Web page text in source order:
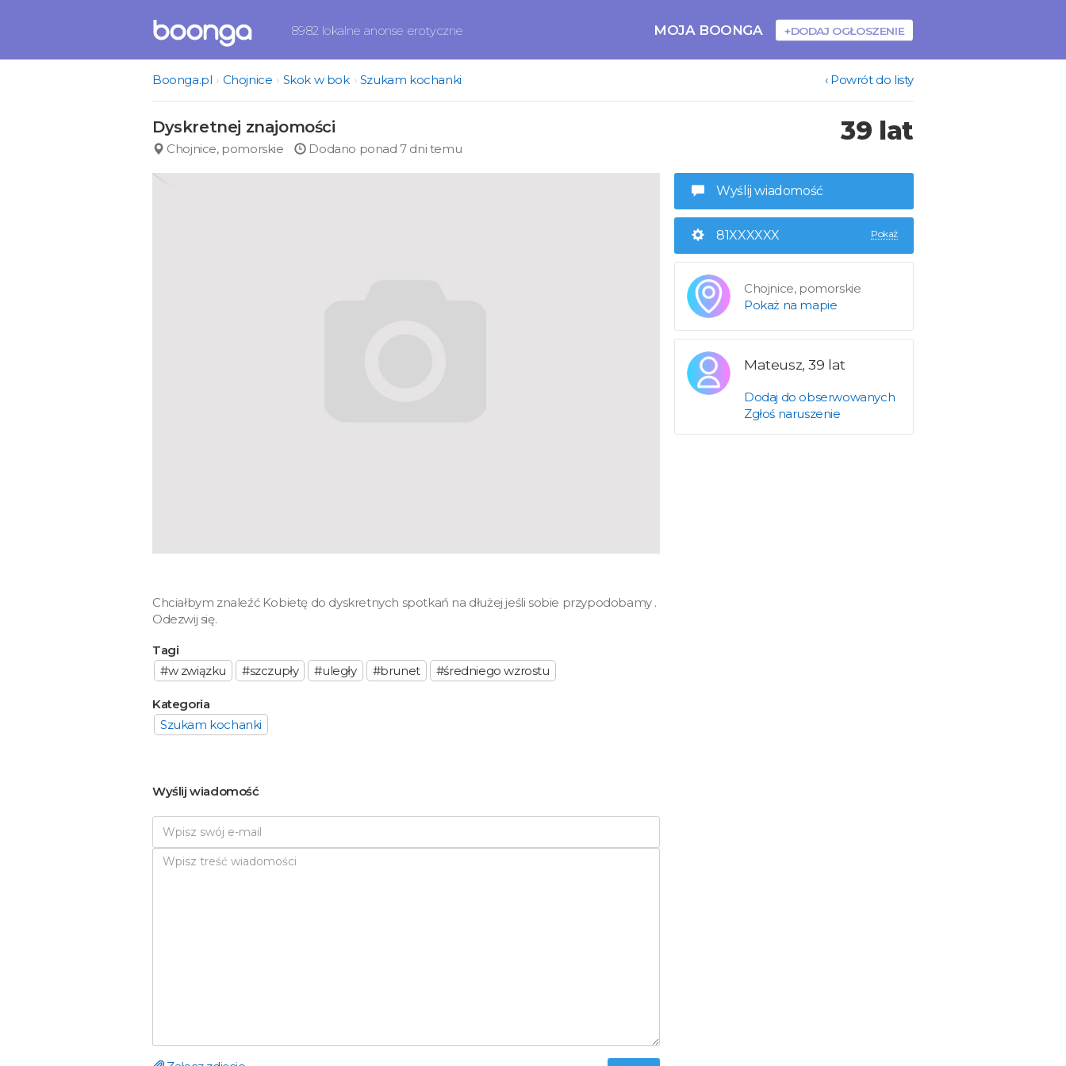
8982 lokalne anonse erotyczne MOJA BOONGA +DODAJ OGŁOSZENIE
Boonga.pl Chojnice Skok w bok Szukam kochanki ‹ Powrót do listy
Dyskretnej znajomości
Chojnice, pomorskie Dodano ponad 7 dni temu
39 lat
Chciałbym znaleźć Kobietę do dyskretnych spotkań na dłużej jeśli sobie przypodobamy .
Odezwij się.
Tagi
#w związku
#szczupły #uległy #brunet #średniego wzrostu
Kategoria
Szukam kochanki
Wyślij wiadomość
Wyślij wiadomość
81XXXXXX Pokaż
Chojnice, pomorskie
Pokaż na mapie
Mateusz, 39 lat
Dodaj do obserwowanych
Zgłoś naruszenie